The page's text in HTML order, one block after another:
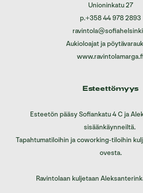
Unioninkatu 27
p.+358 44 978 2893
Aukioloajat ja
www.ravintolamarga.fi
Esteettömyys
Esteetön pääsy Sofiankatu 4 C ja
sisäänkäynneiltä.
Tapahtumatiloihin ja coworking-tiloihin
ovesta.
Ravintolaan kuljetaan